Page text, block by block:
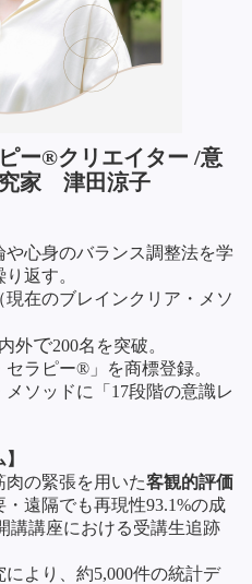
ー®クリエイター /意
究家 津田涼子
や心身のバランス調整法を学
返す。
在のブレインクリア・メソ
外で200名を突破。
ラピー®」を商標登録。
ソッドに「17段階の意識レ
の緊張を用いた客観的評価
遠隔でも再現性93.1%の成
講講座における受講生追跡
より、約5,000件の統計デ